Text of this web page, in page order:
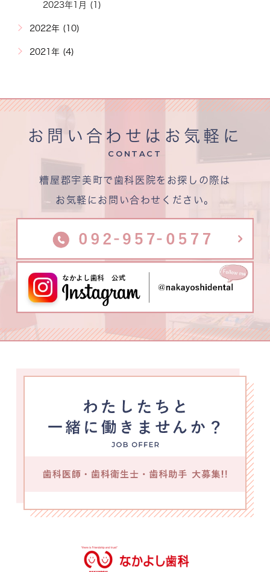
2023年1月 (1)
2022年 (10)
2021年 (4)
お問い合わせはお気軽に
CONTACT
糟屋郡宇美町で歯科医院をお探しの際は
お気軽にお問い合わせください。